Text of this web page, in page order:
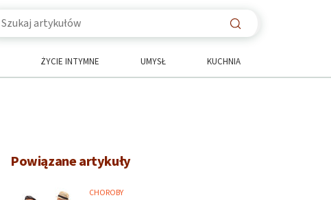
ŻYCIE INTYMNE UMYSŁ KUCHNIA
Powiązane artykuły
CHOROBY